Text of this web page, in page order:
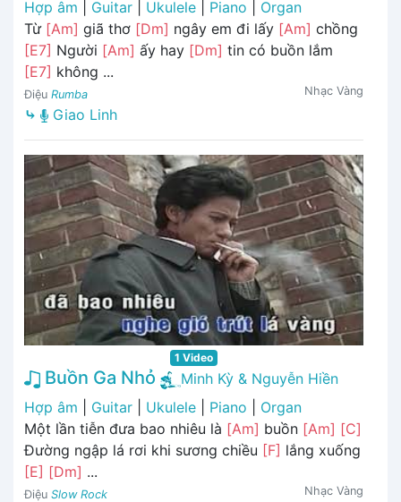
Hợp âm
Guitar Ukulele Piano
Organ
Từ [Am] giã thơ [Dm] ngây em đi lấy [Am] chồng
[E7] Người [Am] ấy hay [Dm] tin có buồn lắm
[E7] không ...
Điệu Rumba Nhạc Vàng
⤷ Giao Linh
1 Video
Buồn Ga Nhỏ
Minh Kỳ & Nguyễn Hiền
Hợp âm
Guitar Ukulele Piano
Organ
Một lần tiễn đưa bao nhiêu là [Am] buồn [Am] [C]
Đường ngập lá rơi khi sương chiều [F] lắng xuống
[E] [Dm] ...
Điệu Slow Rock Nhạc Vàng